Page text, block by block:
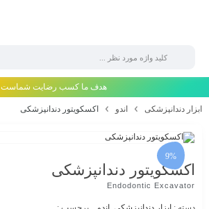
هدف ما کسب رضایت شماست
ابزار دندانپزشکی اندو اکسکویتور دندانپزشکی
9%
اکسکویتور دندانپزشکی
Endodontic Excavator